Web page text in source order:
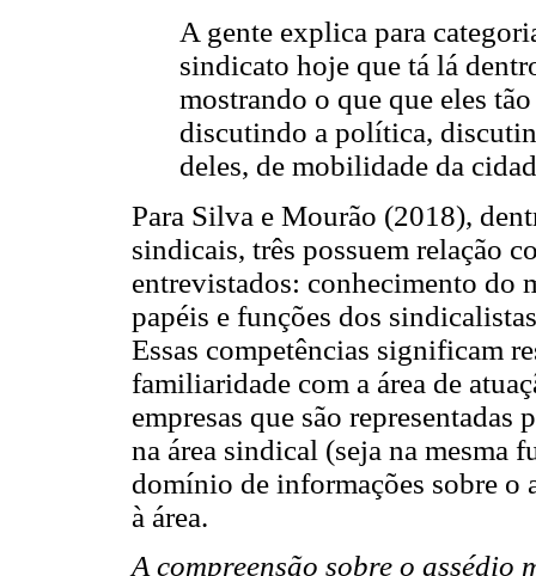
A gente explica para
sindicato hoje que tá lá
mostrando o que que eles
discutindo a política,
deles, de mobilidade da
Para Silva e Mourão (2018),
sindicais, três possuem relação
entrevistados: conhecimento do
papéis e funções dos
Essas competências significam
familiaridade com a área de
empresas que são
na área sindical (seja na mesma
domínio de informações sobre o
à área.
A compreensão sobre o